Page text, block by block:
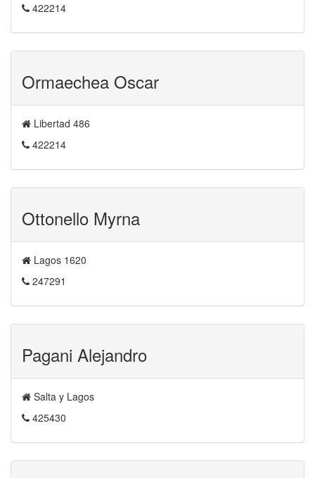
422214
Ormaechea Oscar
Libertad 486
422214
Ottonello Myrna
Lagos 1620
247291
Pagani Alejandro
Salta y Lagos
425430